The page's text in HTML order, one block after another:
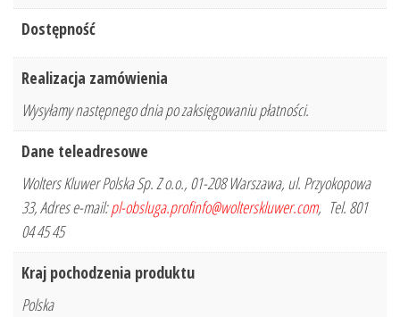
Dostępność
Realizacja zamówienia
Wysyłamy następnego dnia po zaksięgowaniu płatności.
Dane teleadresowe
Wolters Kluwer Polska Sp. Z o.o., 01-208 Warszawa, ul. Przyokopowa
33, Adres e-mail:pl-obsluga.profinfo@wolterskluwer.com, Tel. 801
04 45 45
Kraj pochodzenia produktu
Polska